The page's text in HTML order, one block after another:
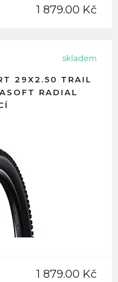
1 879.00 Kč
skladem
29X2.50 TRAIL
RADIAL
1 879.00 Kč